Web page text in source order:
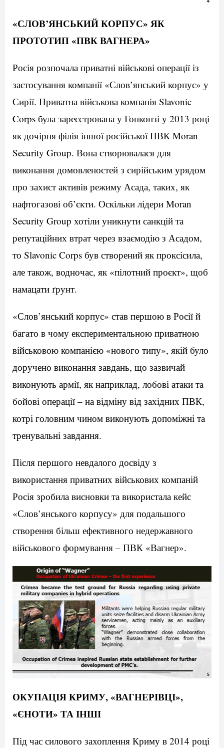
«СЛОВ’ЯНСЬКИЙ КОРПУС» ЯК
ПРОТОТИП «ПВК ВАГНЕРА»
Росія розпочала приватні військові операції із
застосування компанії «Слов’янський корпус» у
Сирії. Приватна військова компанія Slavonic
Corps була зареєстрована у Гонконзі у 2013 році
як дочірня філія іншої російської ПВК Moran
Security Group. Вона створювалася для
виконання домовленостей з сирійським урядом
про захист активів режиму Асада, таких, як
нафтогазові об’єкти. Оскільки лідери Moran
Security Group хотіли уникнути санкцій та
репутаційних втрат через взаємодію з Асадом,
то Slavonic Corps був створений як проксісила,
але також, водночас, як «пілотний проєкт», щоб
намацати ґрунт.
«Слов’янський корпус» став першою в Росії й
багато в чому експериментальною приватною
військовою компанією «нового типу», якій було
доручено виконання завдань, що зазвичай
виконують армії, як наприклад, лобові атаки та
бойові операції – на відміну від західних ПВК,
котрі головним чином виконують допоміжні та
тренувальні завдання.
Після першого невдалого досвіду з
використання приватних військових компаній
Росія зробила висновки та використала кейс
«Слов’янського корпусу» для подальшого
створення більш ефективного недержавного
військового формування – ПВК «Вагнер».
ОКУПАЦІЯ КРИМУ, «ВАГНЕРІВЦІ»,
«ЄНОТИ» ТА ІНШІ
Під час силового захоплення Криму в 2014 році